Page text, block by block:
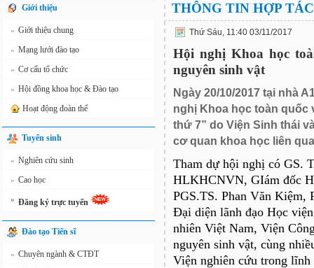
Giới thiệu
» Giới thiệu chung
» Mạng lưới đào tạo
» Cơ cấu tổ chức
» Hội đồng khoa học & Đào tạo
Hoạt động đoàn thể
Tuyển sinh
» Nghiên cứu sinh
» Cao học
» Đăng ký trực tuyến
Đào tạo Tiến sĩ
» Chuyên ngành & CTĐT
THÔNG TIN HỢP
Thứ Sáu, 11:40 03/11/2017
Hội nghị Khoa học
nguyên sinh vật
Ngày 20/10/2017 tại nhà
nghị Khoa học toàn quốc
thứ 7” do Viện Sinh thái
cơ quan khoa học liên
Tham dự hội nghị có GS.
HLKHCNVN, GIám đốc
PGS.TS. Phan Văn
Đại diện lãnh đạo Học
nhiên Việt Nam, Viện
nguyên sinh vật, cùng
Viện nghiên cứu trong